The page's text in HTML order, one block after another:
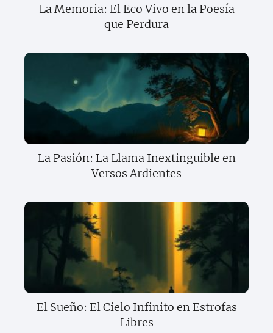
La Memoria: El Eco Vivo en la Poesía
que Perdura
La Pasión: La Llama Inextinguible en
Versos Ardientes
El Sueño: El Cielo Infinito en Estrofas
Libres